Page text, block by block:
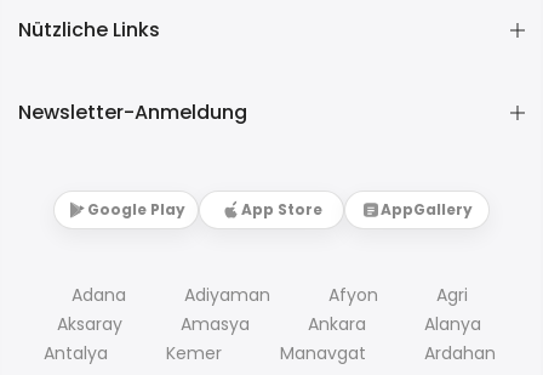
Nützliche Links
Newsletter-Anmeldung
Google Play App Store AppGallery
Adana Adiyaman Afyon
Agri
Aksaray
Amasya Ankara
Alanya
Antalya
Kemer Manavgat
Ardahan